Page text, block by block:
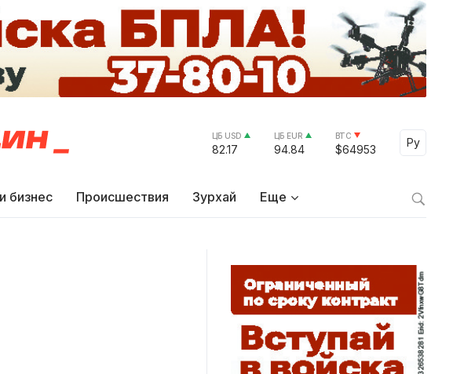
ЦБ USD
82.17
ЦБ EUR
94.84
BTC
$64953
Ру
Select
бизнес Происшествия Зурхай Еще